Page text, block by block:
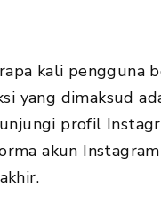
kali pengguna
yang dimaksud
profil
akun